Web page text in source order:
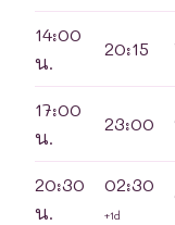
14:00
น.
20:15
17:00
น.
23:00
20:30
น.
02:30
+1d